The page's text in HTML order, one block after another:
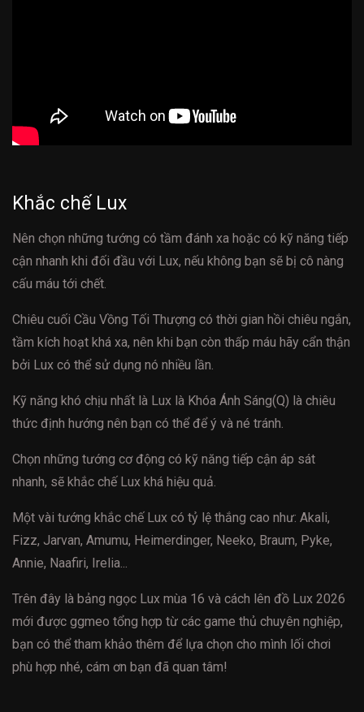
Khắc chế Lux
Nên chọn những tướng có tầm đánh xa hoặc có kỹ năng tiếp
cận nhanh khi đối đầu với Lux, nếu không bạn sẽ bị cô nàng
cấu máu tới chết.
Chiêu cuối Cầu Vồng Tối Thượng có thời gian hồi chiêu ngắn,
tầm kích hoạt khá xa, nên khi bạn còn thấp máu hãy cẩn thận
bởi Lux có thể sử dụng nó nhiều lần.
Kỹ năng khó chịu nhất là Lux là Khóa Ánh Sáng(Q) là chiêu
thức định hướng nên bạn có thể để ý và né tránh.
Chọn những tướng cơ động có kỹ năng tiếp cận áp sát
nhanh, sẽ khắc chế Lux khá hiệu quả.
Một vài tướng khắc chế Lux có tỷ lệ thắng cao như: Akali,
Fizz, Jarvan, Amumu, Heimerdinger, Neeko, Braum, Pyke,
Annie, Naafiri, Irelia...
Trên đây là bảng ngọc Lux mùa 16 và cách lên đồ Lux 2026
mới được ggmeo tổng hợp từ các game thủ chuyên nghiệp,
bạn có thể tham khảo thêm để lựa chọn cho mình lối chơi
phù hợp nhé, cám ơn bạn đã quan tâm!